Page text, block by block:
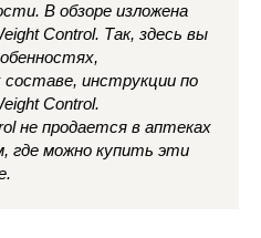
В обзоре изложена
Control. Так, здесь вы
инструкции по
Control.
не продается в аптеках
где можно купить эти